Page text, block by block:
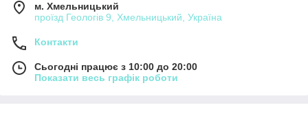
м. Хмельницький
проїзд Геологів 9, Хмельницький, Україна
Контакти
Сьогодні працює з 10:00 до 20:00
Показати весь графік роботи